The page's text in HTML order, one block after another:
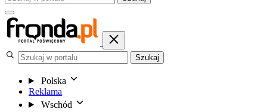
Szukaj
Polska
Reklama
Wschód